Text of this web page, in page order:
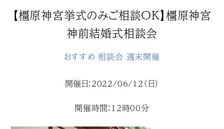
【橿原神宮挙式のみご相談ＯＫ】橿原神宮
神前結婚式相談会
おすすめ 相談会 週末開催
開催日：2022/06/12（日）
開催時間：12時00分